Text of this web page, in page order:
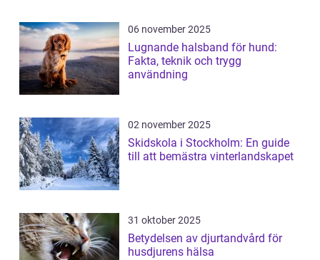
06 november 2025
Lugnande halsband för hund:
Fakta, teknik och trygg
användning
02 november 2025
Skidskola i Stockholm: En guide
till att bemästra vinterlandskapet
31 oktober 2025
Betydelsen av djurtandvård för
husdjurens hälsa